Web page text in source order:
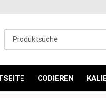
CODIEREN